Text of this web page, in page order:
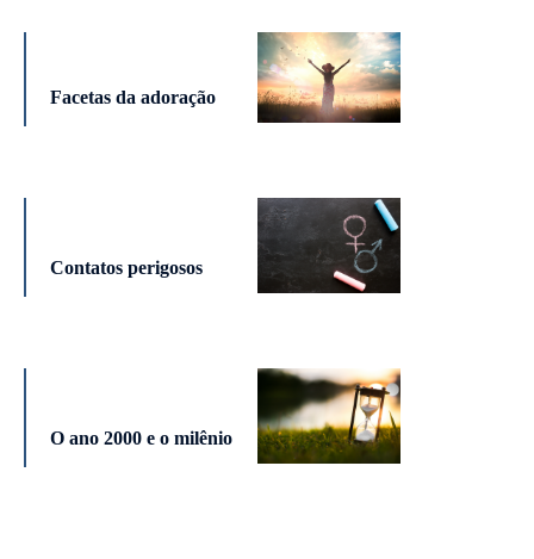
Facetas da adoração
Contatos perigosos
O ano 2000 e o milênio